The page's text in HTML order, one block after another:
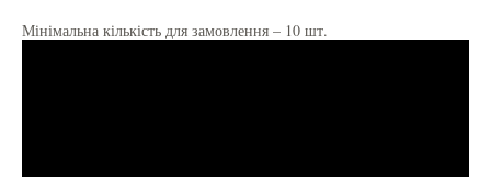
Мінімальна кількість для замовлення – 10 шт.